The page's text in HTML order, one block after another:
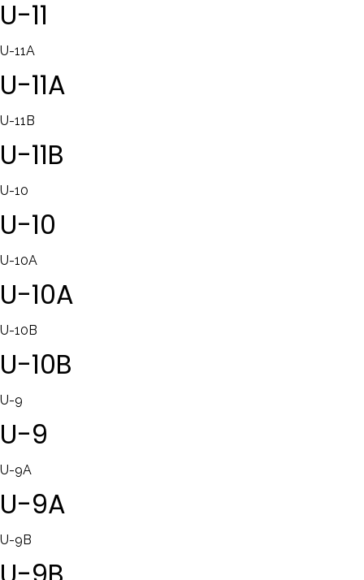
U-11
U-11A
U-11A
U-11B
U-11B
U-10
U-10
U-10A
U-10A
U-10B
U-10B
U-9
U-9
U-9A
U-9A
U-9B